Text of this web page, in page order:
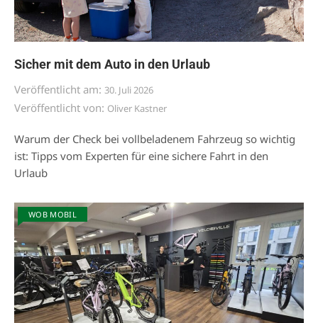
Sicher mit dem Auto in den Urlaub
Veröffentlicht am: 30. Juli 2026
Veröffentlicht von: Oliver Kastner
Warum der Check bei vollbeladenem Fahrzeug so wichtig
ist: Tipps vom Experten für eine sichere Fahrt in den
Urlaub
WOB MOBIL